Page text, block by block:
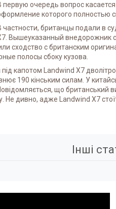
первую очередь вопрос
которого полностью
частности, британцы подали в
Вышеуказанный внедорожник
сходство с британским
полосы сбоку кузова.
капотом Landwind X7
190 кінським силам. У
що
Не дивно, адже Landwind X7
Інші